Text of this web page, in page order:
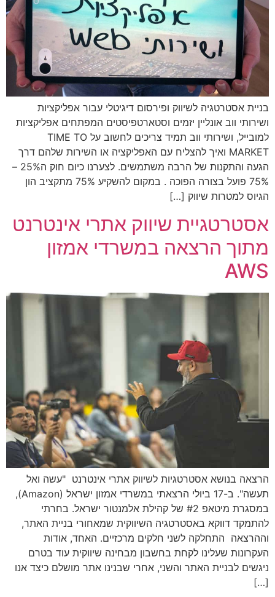
בניית אסטרטגיה לשיווק ופירסום דיגיטלי עבור אפליקציות
ושירותי ווב אונליין יזמים וסטארטפיסטים המפתחים אפליקציות
למובייל, ושירותי ווב תמיד צריכים לחשוב על TIME TO
MARKET ואיך להצליח עם האפליקציה או השירות שלהם דרך
הגעה והתקנות של הרבה משתמשים. לצערנו כיום חוק ה25% –
75% פועל בצורה הפוכה . במקום להשקיע 75% מתקציב הון
הגיוס למטרות שיווק […]
אסטרטגיית שיווק אתרי אינטרנט
מתוך הרצאה במשרדי אמזון
AWS
הרצאה בנושא אסטרטגיות לשיווק אתרי אינטרנט "עשה ואל
תעשה". ב-17 ביולי הרצאתי במשרדי אמזון ישראל (Amazon),
במסגרת מיטאפ #2 של קהילת אלמנטור ישראל. בחרתי
להתמקד דווקא באסטרטגיה השיווקית שמאחורי בניית האתר,
וההרצאה התחלקה לשני חלקים מרכזיים. האחד, אודות
העקרונות שעלינו לקחת בחשבון מבחינה שיווקית עוד בטרם
ניגשים לבניית האתר והשני, אחרי שבנינו אתר מושלם כיצד אנו
[…]